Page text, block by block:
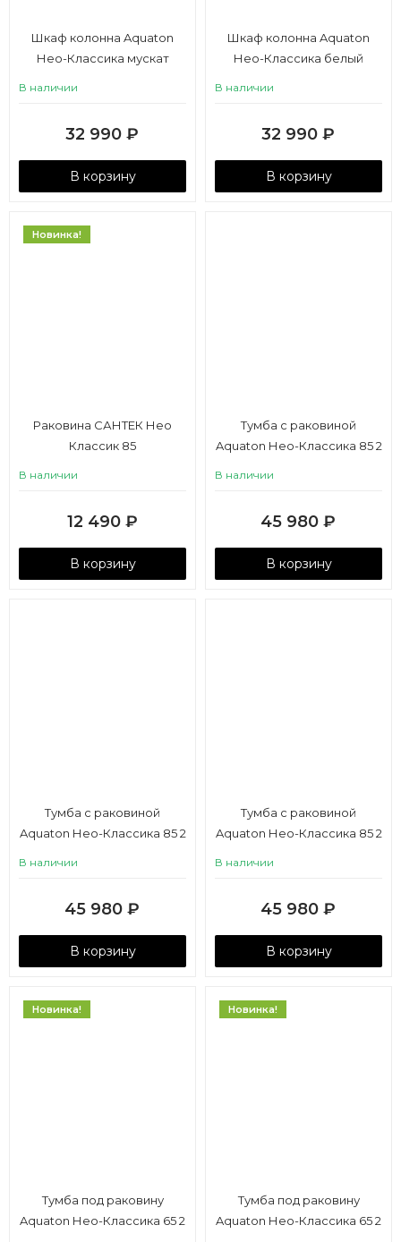
Шкаф колонна Aquaton
Нео-Классика мускат
В наличии
32 990 ₽
В корзину
Шкаф колонна Aquaton
Нео-Классика белый
В наличии
32 990 ₽
В корзину
Новинка!
Раковина САНТЕК Нео
Классик 85
В наличии
12 490 ₽
В корзину
Тумба с раковиной
Aquaton Нео-Классика 85 2
В наличии
45 980 ₽
В корзину
Тумба с раковиной
Aquaton Нео-Классика 85 2
В наличии
45 980 ₽
В корзину
Тумба с раковиной
Aquaton Нео-Классика 85 2
В наличии
45 980 ₽
В корзину
Новинка!
Тумба под раковину
Aquaton Нео-Классика 65 2
Новинка!
Тумба под раковину
Aquaton Нео-Классика 65 2